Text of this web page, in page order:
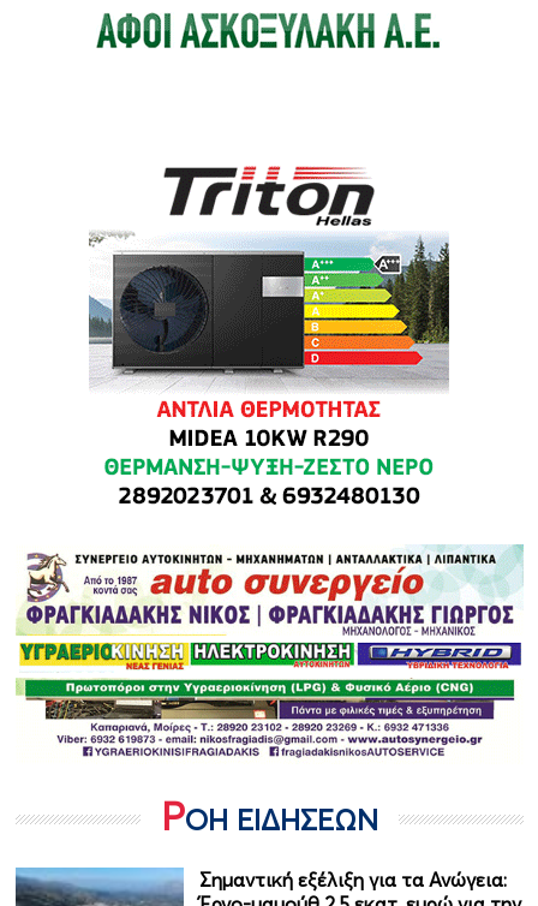
ΡΟΗ ΕΙΔΗΣΕΩΝ
Σημαντική εξέλιξη για τα Ανώγεια: